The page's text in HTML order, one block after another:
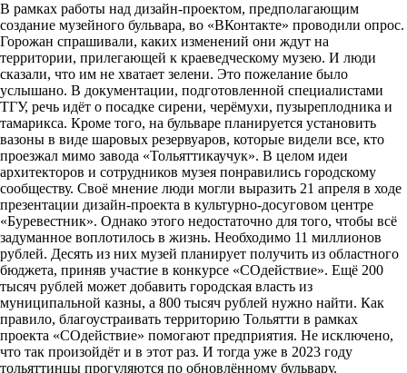
В рамках работы над дизайн-проектом, предполагающим
создание музейного бульвара, во «ВКонтакте» проводили опрос.
Горожан спрашивали, каких изменений они ждут на
территории, прилегающей к краеведческому музею. И люди
сказали, что им не хватает зелени. Это пожелание было
услышано. В документации, подготовленной специалистами
ТГУ, речь идёт о посадке сирени, черёмухи, пузыреплодника и
тамарикса. Кроме того, на бульваре планируется установить
вазоны в виде шаровых резервуаров, которые видели все, кто
проезжал мимо завода «Тольяттикаучук». В целом идеи
архитекторов и сотрудников музея понравились городскому
сообществу. Своё мнение люди могли выразить 21 апреля в ходе
презентации дизайн-проекта в культурно-досуговом центре
«Буревестник». Однако этого недостаточно для того, чтобы всё
задуманное воплотилось в жизнь. Необходимо 11 миллионов
рублей. Десять из них музей планирует получить из областного
бюджета, приняв участие в конкурсе «СОдействие». Ещё 200
тысяч рублей может добавить городская власть из
муниципальной казны, а 800 тысяч рублей нужно найти. Как
правило, благоустраивать территорию Тольятти в рамках
проекта «СОдействие» помогают предприятия. Не исключено,
что так произойдёт и в этот раз. И тогда уже в 2023 году
тольяттинцы прогуляются по обновлённому бульвару.